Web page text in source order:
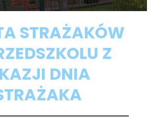
STRAŻAKÓW
Z
DNIA